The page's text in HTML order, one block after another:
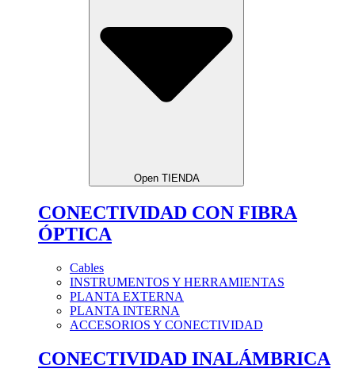
Open TIENDA
CONECTIVIDAD CON FIBRA
ÓPTICA
Cables
INSTRUMENTOS Y HERRAMIENTAS
PLANTA EXTERNA
PLANTA INTERNA
ACCESORIOS Y CONECTIVIDAD
CONECTIVIDAD INALÁMBRICA